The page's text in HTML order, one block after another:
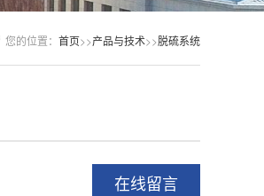
您的位置： 首页>>产品与技术>>脱硫系统
在线留言